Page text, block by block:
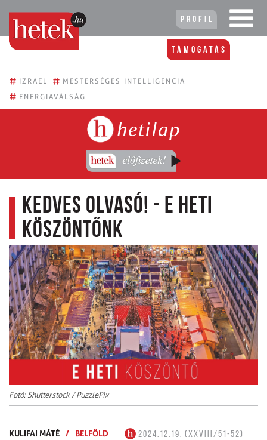
Profil
Támogatás
# IZRAEL # MESTERSÉGES INTELLIGENCIA
# ENERGIAVÁLSÁG
hetilap
Kedves Olvasó! - E heti
köszöntőnk
Fotó: Shutterstock / PuzzlePix
KULIFAI MÁTÉ / BELFÖLD
2024.12.19. (XXVIII/51-52)